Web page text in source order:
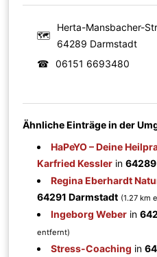
🗺
Herta-Mansbacher-
64289 Darmstadt
☎
06151 6693480
Ähnliche Einträge in der
HaPeYO – Deine
Karfried Kessler in
Regina Eberhardt
64291 Darmstadt (1.27 km
Ingeborg Weber in
entfernt)
Stress-Coaching in